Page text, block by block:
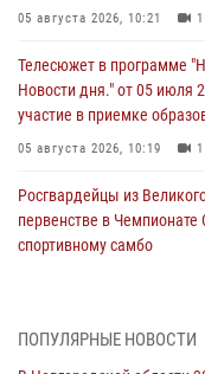
05 августа 2026, 10:21 1
Телесюжет в программе
Новости дня." от 05 июля
участие в приемке
05 августа 2026, 10:19 1
Росгвардейцы из
первенстве в Чемпионате
спортивному самбо
детского лагеря
ПОПУЛЯРНЫЕ НОВОСТИ